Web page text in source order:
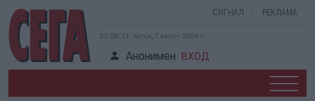
СИГНАЛ РЕКЛАМА
22:08:32, петък, 7 август 2026 г.
Анонимен ВХОД